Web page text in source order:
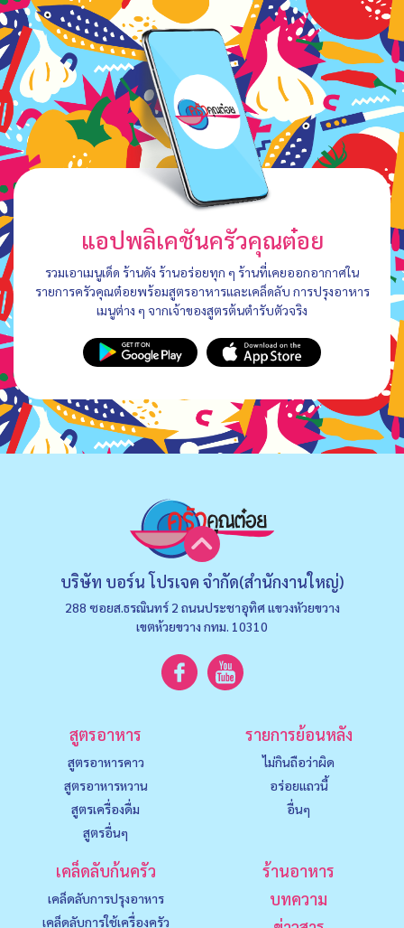
แอปพลิเคชันครัวคุณต๋อย
รวมเอาเมนูเด็ด ร้านดัง ร้านอร่อยทุก ๆ ร้านที่เคยออกอากาศใน
รายการครัวคุณต๋อยพร้อมสูตรอาหารและเคล็ดลับ การปรุงอาหาร
เมนูต่าง ๆ จากเจ้าของสูตรต้นตำรับตัวจริง
บริษัท บอร์น โปรเจค จำกัด(สำนักงานใหญ่)
288 ซอยส.ธรณินทร์ 2 ถนนประชาอุทิศ แขวงหัวยขวาง
เขตห้วยขวาง กทม. 10310
สูตรอาหาร
สูตรอาหารคาว
สูตรอาหารหวาน
สูตรเครื่องดื่ม
สูตรอื่นๆ
รายการย้อนหลัง
ไม่กินถือว่าผิด
อร่อยแถวนี้
อื่นๆ
เคล็ดลับก้นครัว
เคล็ดลับการปรุงอาหาร
เคล็ดลับการใช้เครื่องครัว
ร้านอาหาร
บทความ